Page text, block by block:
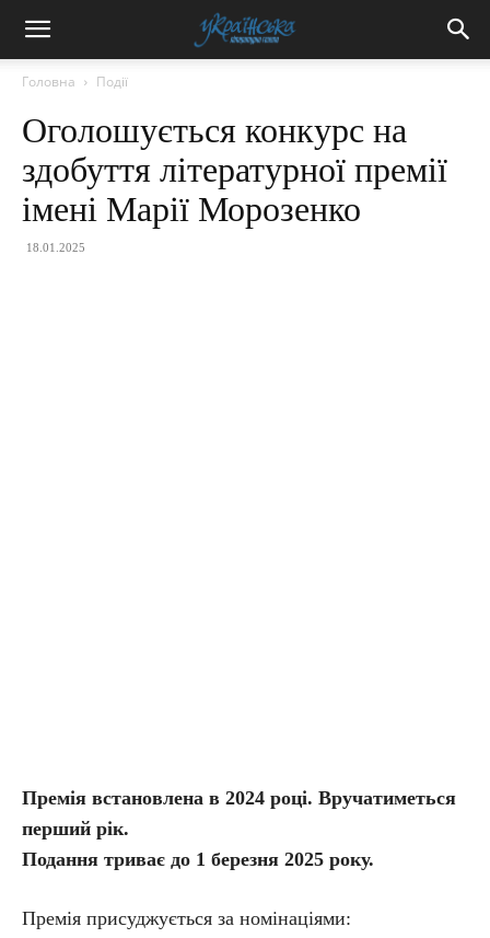
Головна Події
Оголошується конкурс на
здобуття літературної премії
імені Марії Морозенко
18.01.2025
Премія встановлена в 2024 році. Вручатиметься
перший рік.
Подання триває до 1 березня 2025 року.
Премія присуджується за номінаціями: